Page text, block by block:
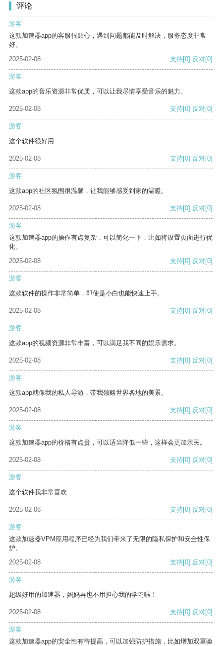
评论
游客
这款加速器app的客服很贴心，遇到问题都能及时解决，服务态度非常
好。
2025-02-08
支持[0] 反对[0]
游客
这款app的音乐资源非常优质，可以让我尽情享受音乐的魅力。
2025-02-08 支持[0] 反对[0]
游客
这个软件很好用
2025-02-08 支持[0] 反对[0]
游客
这款app的社区氛围很温馨，让我能够感受到家的温暖。
2025-02-08 支持[0] 反对[0]
游客
这款加速器app的操作有点复杂，可以简化一下，比如将设置页面进行优
化。
2025-02-08
支持[0] 反对[0]
游客
这款软件的操作非常简单，即使是小白也能快速上手。
2025-02-08 支持[0] 反对[0]
游客
这款app的视频资源非常丰富，可以满足我不同的娱乐需求。
2025-02-08 支持[0] 反对[0]
游客
这款app就像我的私人导游，带我领略世界各地的美景。
2025-02-08 支持[0] 反对[0]
游客
这款加速器app的价格有点贵，可以适当降低一些，这样会更加亲民。
2025-02-08 支持[0] 反对[0]
游客
这个软件我非常喜欢
2025-02-08 支持[0] 反对[0]
游客
这款加速器VPM应用程序已经为我们带来了无限的隐私保护和安全性保
护。
2025-02-08
支持[0] 反对[0]
游客
超级好用的加速器，妈妈再也不用担心我的学习啦！
2025-02-08 支持[0] 反对[0]
游客
这款加速器app的安全性有待提高，可以加强防护措施，比如增加双重验